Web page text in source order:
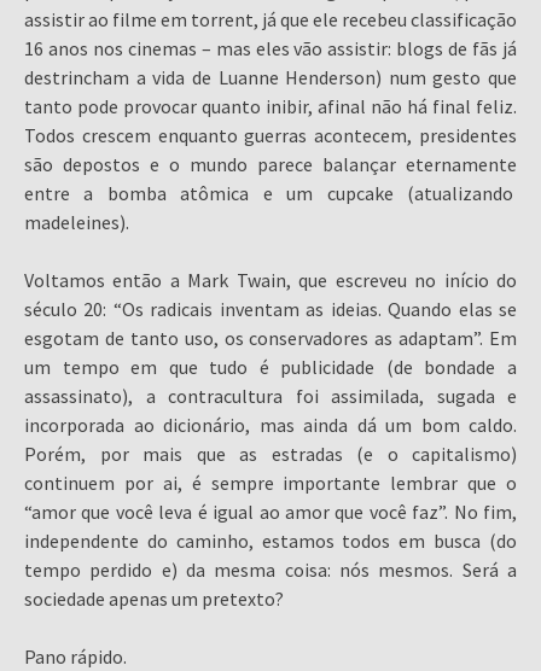
assistir ao filme em torrent, já que ele recebeu classificação
16 anos nos cinemas – mas eles vão assistir: blogs de fãs já
destrincham a vida de Luanne Henderson) num gesto que
tanto pode provocar quanto inibir, afinal não há final feliz.
Todos crescem enquanto guerras acontecem, presidentes
são depostos e o mundo parece balançar eternamente
entre a bomba atômica e um cupcake (atualizando
madeleines).
Voltamos então a Mark Twain, que escreveu no início do
século 20: “Os radicais inventam as ideias. Quando elas se
esgotam de tanto uso, os conservadores as adaptam”. Em
um tempo em que tudo é publicidade (de bondade a
assassinato), a contracultura foi assimilada, sugada e
incorporada ao dicionário, mas ainda dá um bom caldo.
Porém, por mais que as estradas (e o capitalismo)
continuem por ai, é sempre importante lembrar que o
“amor que você leva é igual ao amor que você faz”. No fim,
independente do caminho, estamos todos em busca (do
tempo perdido e) da mesma coisa: nós mesmos. Será a
sociedade apenas um pretexto?
Pano rápido.